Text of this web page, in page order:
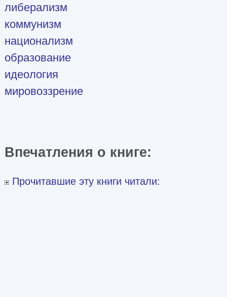
либерализм
коммунизм
национализм
образование
идеология
мировоззрение
Впечатления о книге:
Прочитавшие эту книги читали: